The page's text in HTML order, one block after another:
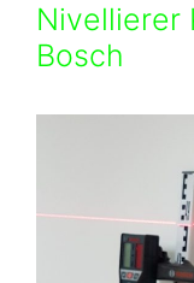
Nivellierer
Bosch